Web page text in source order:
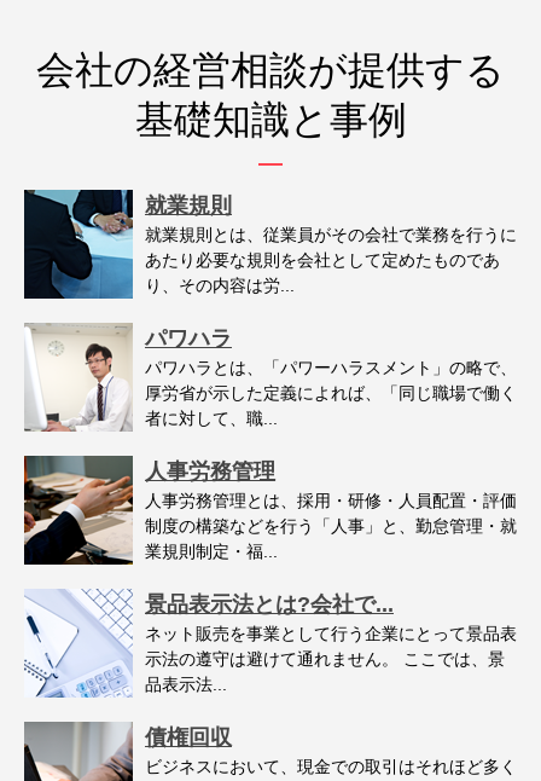
会社の経営相談が提供する
基礎知識と事例
就業規則
就業規則とは、従業員がその会社で業務を行うに
あたり必要な規則を会社として定めたものであ
り、その内容は労...
パワハラ
パワハラとは、「パワーハラスメント」の略で、
厚労省が示した定義によれば、「同じ職場で働く
者に対して、職...
人事労務管理
人事労務管理とは、採用・研修・人員配置・評価
制度の構築などを行う「人事」と、勤怠管理・就
業規則制定・福...
景品表示法とは?会社で...
ネット販売を事業として行う企業にとって景品表
示法の遵守は避けて通れません。 ここでは、景
品表示法...
債権回収
ビジネスにおいて、現金での取引はそれほど多く